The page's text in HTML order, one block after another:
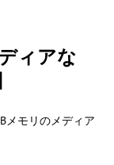
ィアな
メモリのメディア